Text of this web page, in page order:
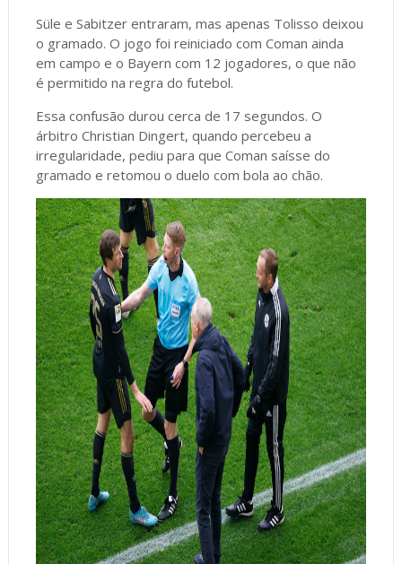
Süle e Sabitzer entraram, mas apenas Tolisso deixou
o gramado. O jogo foi reiniciado com Coman ainda
em campo e o Bayern com 12 jogadores, o que não
é permitido na regra do futebol.
Essa confusão durou cerca de 17 segundos. O
árbitro Christian Dingert, quando percebeu a
irregularidade, pediu para que Coman saísse do
gramado e retomou o duelo com bola ao chão.